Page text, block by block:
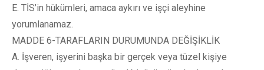
E. TİS’in hükümleri, amaca aykırı ve işçi aleyhine
yorumlanamaz.
MADDE 6-TARAFLARIN DURUMUNDA DEĞİŞİKLİK
A. İşveren, işyerini başka bir gerçek veya tüzel kişiye